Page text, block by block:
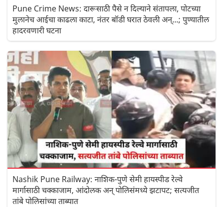
Pune Crime News: दारूसाठी पैसे न दिल्याने संतापला, पोटच्या
मुलानेच आईचा काढला काटा, नंतर बॉडी घरात ठेवली अन्...; पुण्यातील
हादरवणारी घटना
Nashik Pune Railway: नाशिक-पुणे सेमी हायस्पीड रेल्वे
मार्गासाठी चक्काजाम, आंदोलक अन् पोलिसंमध्ये झटापट; सत्यजीत
तांबे पोलिसांच्या ताब्यात